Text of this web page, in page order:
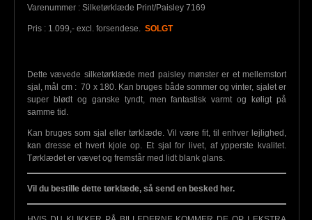
Varenummer : Silketørklæde Print/Paisley 7169
Pris : 1.099,- excl. forsendese. SOLGT
Dette vævede silketørklæde med paisley mønster er et mellemstort
sjal, mål cm : 70 x 180. Kan bruges både sommer og vinter, sjalet er
super blødt og ganske tyndt, men fantastisk varmt og køligt på
samme tid.
Kan bruges som sjal eller tørklæde. Vil være fit, til enhver lejlighed,
kan dresse et hvert kjole op. Et sjal for livet, af ypperste kvalitet.
Tørklædet er vævet og fremstår med lidt blank glans.
Vil du bestille dette tørklæde, så send en besked her.